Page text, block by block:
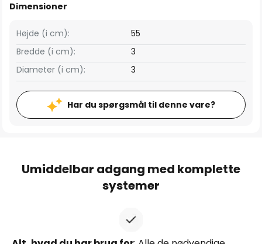
Umiddelbar adgang med komplette
systemer
Dimensioner
Bredde (i cm): 3
Højde (i cm): 55
Diameter (i cm): 3
Har du spørgsmål til denne vare?